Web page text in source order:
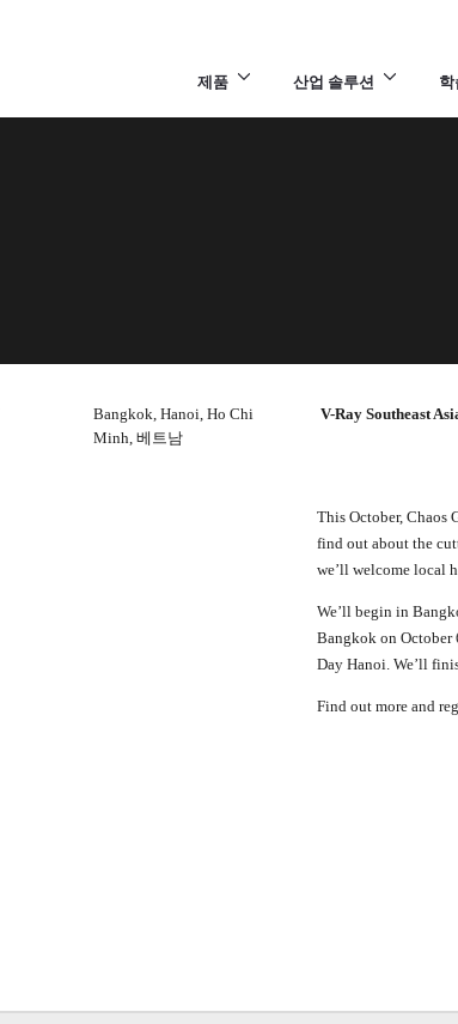
제품 산업 솔루션 학
Bangkok, Hanoi, Ho Chi
Minh, 베트남
V-Ray Southeast
This October, Chaos
find out about the
we’ll welcome local
We’ll begin in
Bangkok on October
Day Hanoi. We’ll
Find out more and